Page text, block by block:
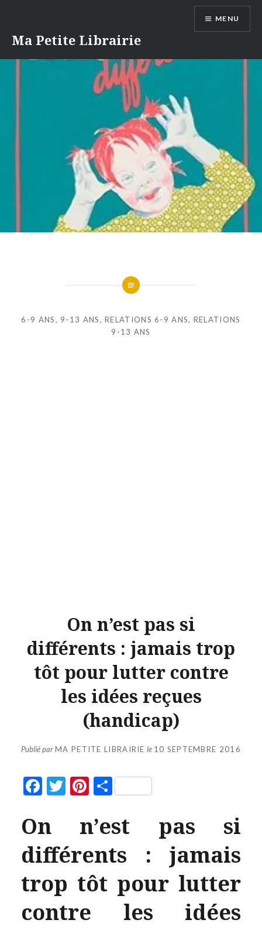
contenu
Ma Petite Librairie
MENU
6-9 ANS, 9-13 ANS,RELATIONS 6-9 ANS, RELATIONS
9-13 ANS
On n’est pas si
différents : jamais trop
tôt pour lutter contre
les idées reçues
(handicap)
Publié parMA PETITE LIBRAIRIE le 10 SEPTEMBRE 2016
Facebook
Twitter
Pinterest
Partager
On n’est pas si
différents : jamais
trop tôt pour lutter
contre les idées